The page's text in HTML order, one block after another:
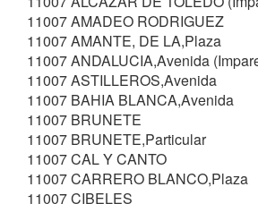
11007 AMADEO RODRIGUEZ
11007 AMANTE, DE LA,Plaza
11007 ANDALUCIA,Avenida
11007 ASTILLEROS,Avenida
11007 BAHIA BLANCA,Avenida
11007 BRUNETE
11007 BRUNETE,Particular
11007 CAL Y CANTO
11007 CARRERO BLANCO,Plaza
11007 CIBELES